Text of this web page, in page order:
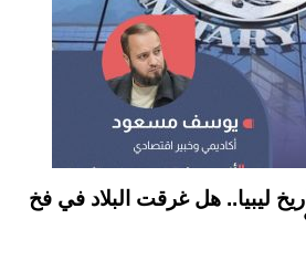
ليبيا.. هل غرقت البلاد في فخ